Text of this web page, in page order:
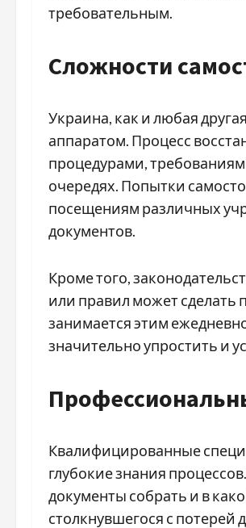
требовательным.
Сложности
Украина, как и любая
аппаратом. Процесс
процедурами,
очередях. Попытки
посещениям различных
документов.
Кроме того,
или правил может сделать
занимается этим
значительно упростить и
Квалифицированные
глубокие знания
документы собрать и в
столкнувшегося с потерей